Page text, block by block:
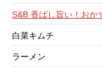
S&B 香ばし旨い！おか
白菜キムチ
ラーメン